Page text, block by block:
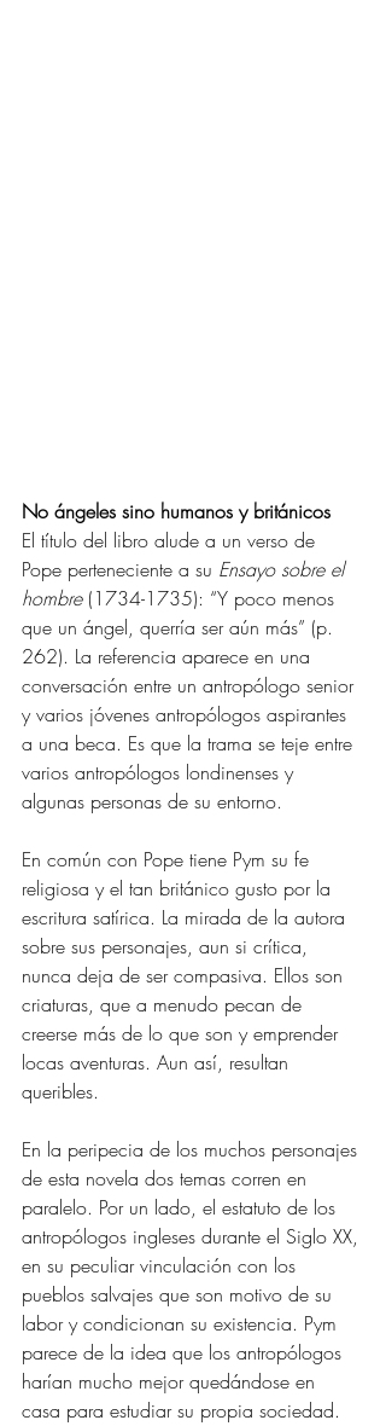
No ángeles sino humanos y británicos
El título del libro alude a un verso de
Pope perteneciente a su Ensayo sobre el
hombre (1734-1735): “Y poco menos
que un ángel, querría ser aún más” (p.
262). La referencia aparece en una
conversación entre un antropólogo senior
y varios jóvenes antropólogos aspirantes
a una beca. Es que la trama se teje entre
varios antropólogos londinenses y
algunas personas de su entorno.
En común con Pope tiene Pym su fe
religiosa y el tan británico gusto por la
escritura satírica. La mirada de la autora
sobre sus personajes, aun si crítica,
nunca deja de ser compasiva. Ellos son
criaturas, que a menudo pecan de
creerse más de lo que son y emprender
locas aventuras. Aun así, resultan
queribles.
En la peripecia de los muchos personajes
de esta novela dos temas corren en
paralelo. Por un lado, el estatuto de los
antropólogos ingleses durante el Siglo XX,
en su peculiar vinculación con los
pueblos salvajes que son motivo de su
labor y condicionan su existencia. Pym
parece de la idea que los antropólogos
harían mucho mejor quedándose en
casa para estudiar su propia sociedad.